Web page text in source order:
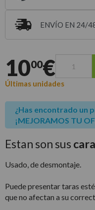
ENVÍO EN 24/
1000€
Últimas unidades
¿Has encontrado un
¡MEJORAMOS TU
Estan son sus
Usado, de desmontaje.
Puede presentar taras
que no afectan a su